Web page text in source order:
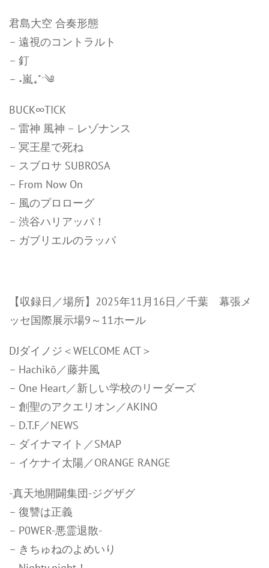
君島大空 合奏形態
– 遠視のコントラルト
– 釘
– ˖嵐₊˚ˑ༄
BUCK∞TICK
– 雷神 風神 – レゾナンス
– 冥王星で死ね
– スブロサ SUBROSA
– From Now On
– 風のプロローグ
– 渋谷ハリアッパ！
– ガブリエルのラッパ
【収録日／場所】2025年11月16日／千葉 幕張メ
ッセ国際展示場9～11ホール
DJダイノジ＜WELCOME ACT＞
– Hachikō／藤井風
– One Heart／新しい学校のリーダーズ
– 創聖のアクエリオン／AKINO
– D.T.F／NEWS
– ダイナマイト／SMAP
– イケナイ太陽／ORANGE RANGE
-真天地開闢集団-ジグザグ
– 復讐は正義
– P0WER-悪霊退散-
– きちゅねのよめいり